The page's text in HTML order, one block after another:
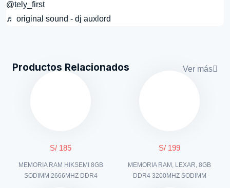
@tely_first
♬ original sound - dj auxlord
Productos Relacionados Ver más
S/ 185
MEMORIA RAM HIKSEMI 8GB
SODIMM 2666MHZ DDR4
S/ 199
MEMORIA RAM, LEXAR, 8GB
DDR4 3200MHZ SODIMM